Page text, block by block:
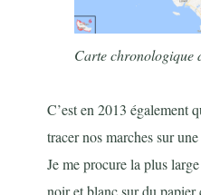
Carte chronologique
C’est en 2013 également
tracer nos marches sur
Je me procure la plus
noir et blanc sur du papier